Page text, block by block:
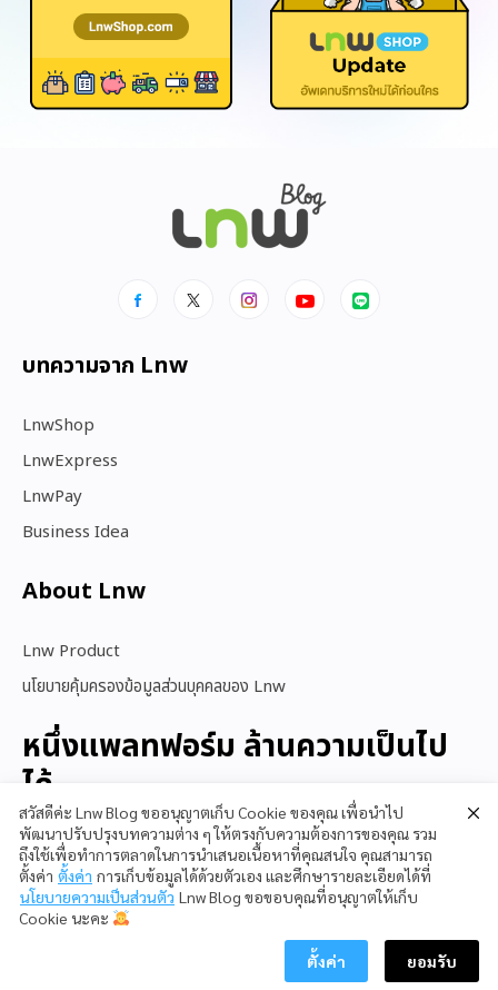
บทความจาก Lnw
LnwShop
LnwExpress
LnwPay
Business Idea
About Lnw​
Lnw Product
นโยบายคุ้มครองข้อมูลส่วนบุคคลของ Lnw
หนึ่งแพลทฟอร์ม ล้านความเป็นไป
ได้
สนใจใช้ LnwShop
Copyright © 2023 LnwShop Company Limited
สวัสดีค่ะ Lnw Blog ขออนุญาตเก็บ Cookie ของคุณ เพื่อนำไป
พัฒนาปรับปรุงบทความต่าง ๆ ให้ตรงกับความต้องการของคุณ รวม
ถึงใช้เพื่อทำการตลาดในการนำเสนอเนื้อหาที่คุณสนใจ คุณสามารถ
ตั้งค่า ตั้งค่า การเก็บข้อมูลได้ด้วยตัวเอง และศึกษารายละเอียดได้ที่
นโยบายความเป็นส่วนตัว Lnw Blog ขอขอบคุณที่อนุญาตให้เก็บ
Cookie นะคะ
ตั้งค่า ยอมรับ